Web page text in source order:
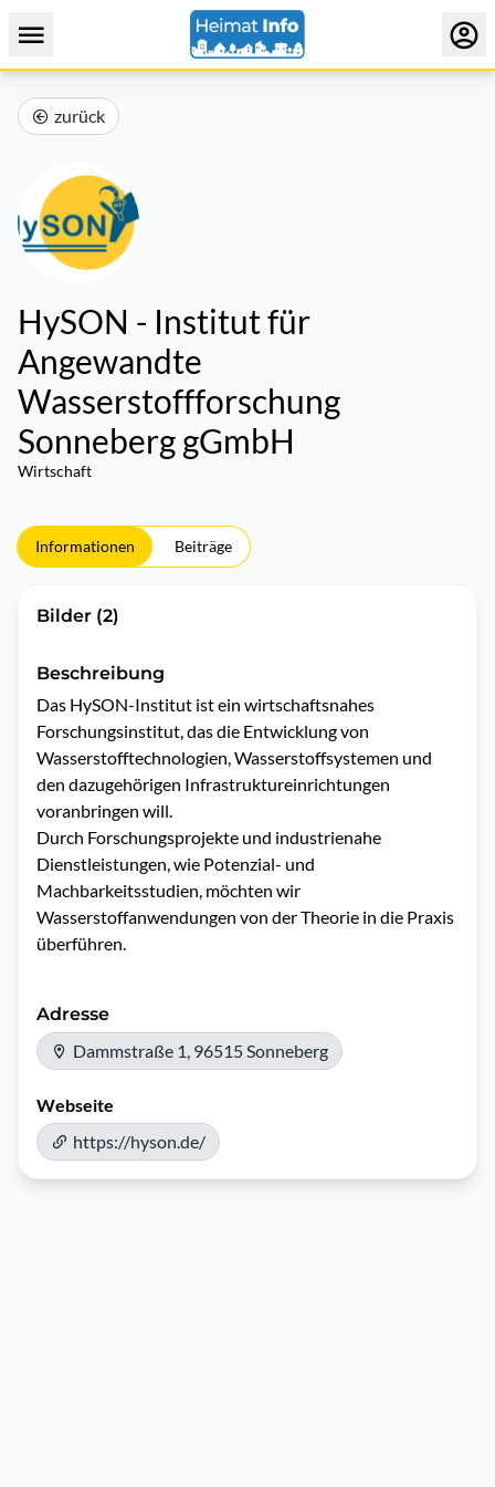
zurück
HySON - Institut für
Angewandte
Wasserstoffforschung
Sonneberg gGmbH
Wirtschaft
Informationen Beiträge
Bilder (2)
Beschreibung
Das HySON-Institut ist ein wirtschaftsnahes
Forschungsinstitut, das die Entwicklung von
Wasserstofftechnologien, Wasserstoffsystemen und
den dazugehörigen Infrastruktureinrichtungen
voranbringen will.
Durch Forschungsprojekte und industrienahe
Dienstleistungen, wie Potenzial- und
Machbarkeitsstudien, möchten wir
Wasserstoffanwendungen von der Theorie in die Praxis
überführen.
Adresse
Dammstraße 1, 96515 Sonneberg
Webseite
https://hyson.de/